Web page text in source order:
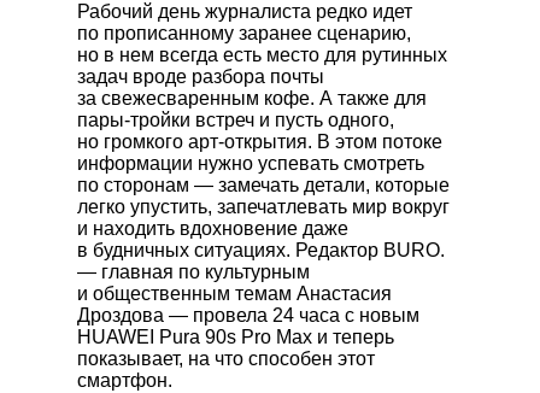
Рабочий день журналиста редко идет
по прописанному заранее сценарию,
но в нем всегда есть место для рутинных
задач вроде разбора почты
за свежесваренным кофе. А также для
пары-тройки встреч и пусть одного,
но громкого арт-открытия. В этом потоке
информации нужно успевать смотреть
по сторонам — замечать детали, которые
легко упустить, запечатлевать мир вокруг
и находить вдохновение даже
в будничных ситуациях. Редактор BURO.
— главная по культурным
и общественным темам Анастасия
Дроздова — провела 24 часа с новым
HUAWEI Pura 90s Pro Max и теперь
показывает, на что способен этот
смартфон.